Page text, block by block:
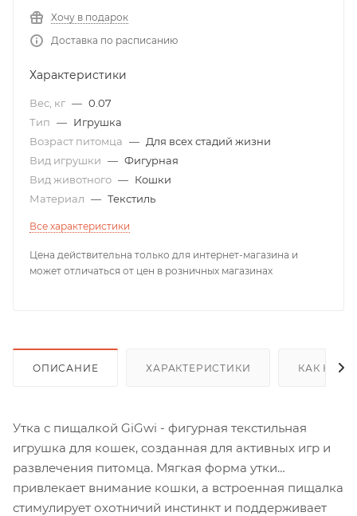
Хочу в подарок
Доставка по расписанию
Характеристики
Вес, кг — 0.07
Тип — Игрушка
Возраст питомца — Для всех стадий жизни
Вид игрушки — Фигурная
Вид животного — Кошки
Материал — Текстиль
Все характеристики
Цена действительна только для интернет-магазина и
может отличаться от цен в розничных магазинах
ОПИСАНИЕ ХАРАКТЕРИСТИКИ КАК
Утка с пищалкой GiGwi - фигурная текстильная
игрушка для кошек, созданная для активных игр и
развлечения питомца. Мягкая форма утки
привлекает внимание кошки, а встроенная пищалка
стимулирует охотничий инстинкт и поддерживает